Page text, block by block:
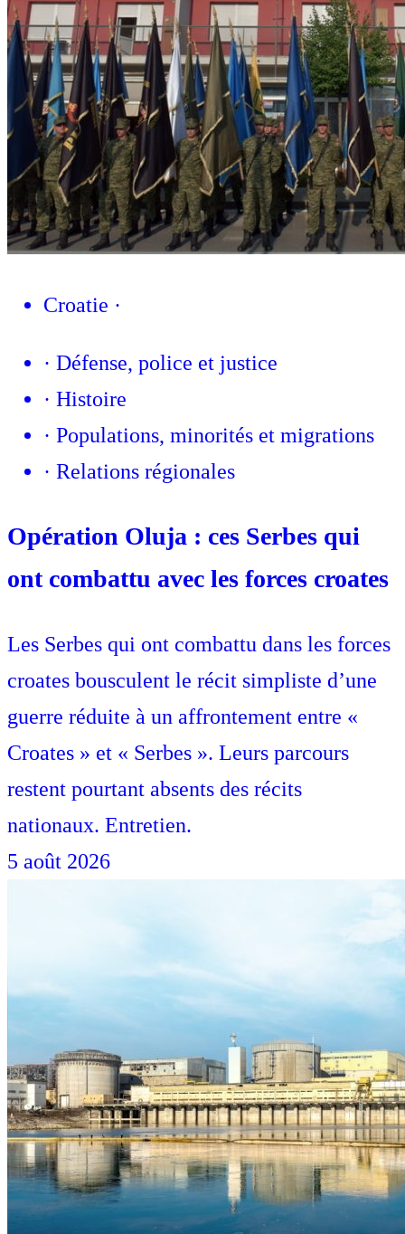
Croatie ·
· Défense, police et justice
· Histoire
· Populations, minorités et migrations
· Relations régionales
Opération Oluja : ces Serbes qui
ont combattu avec les forces croates
Les Serbes qui ont combattu dans les forces
croates bousculent le récit simpliste d’une
guerre réduite à un affrontement entre «
Croates » et « Serbes ». Leurs parcours
restent pourtant absents des récits
nationaux. Entretien.
5 août 2026